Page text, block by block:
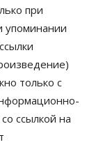
полиции
урожай в
ЧС не будет
при
упоминании
только с
ссылкой на